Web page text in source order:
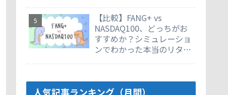
【比較】FANG+ vs
NASDAQ100、どっちがお
すすめか？シミュレーショ
ンでわかった本当のリター
人気記事ランキング（月間）